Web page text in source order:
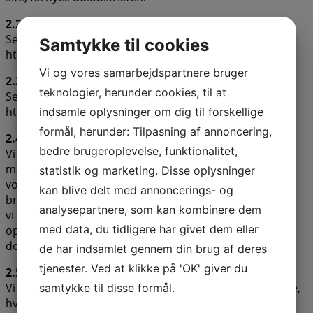
2.2 Hvordan sletter jeg cookies?
Se vejledning her:
http://minecookies.org/cookiehandtering
2.3 Hvordan undgår jeg cookies?
Se vejledning her:
http://minecookies.org/cookiehandtering
2.4 Hvad cookies bruges til på vores website?
Vi indsamler data, så vi kan føre statistik over, hvor
mange der besøger vores side, så vi bl.a. kan sikre, at
vores servere kan holde til det og forbedre
brugeroplevelsen på hjemmesiden. Samtidig indsamler
vi oplysninger omkring køn, alder og geografi, så vi kan
opbygge en bredere forståelse af vores målgruppe og
derved tilbyde et bedre produkt samt en bedre service.
2.5 Trafikmåling via Google Analytics
Vi anvender cookies fra Google Analytics, så vi kan måle,
hvor meget trafik der er på vores website.
Samtykke til cookies
Vi og vores samarbejdspartnere bruger
teknologier, herunder cookies, til at
indsamle oplysninger om dig til forskellige
formål, herunder: Tilpasning af annoncering,
bedre brugeroplevelse, funktionalitet,
statistik og marketing. Disse oplysninger
kan blive delt med annoncerings- og
analysepartnere, som kan kombinere dem
med data, du tidligere har givet dem eller
de har indsamlet gennem din brug af deres
tjenester. Ved at klikke på 'OK' giver du
samtykke til disse formål.